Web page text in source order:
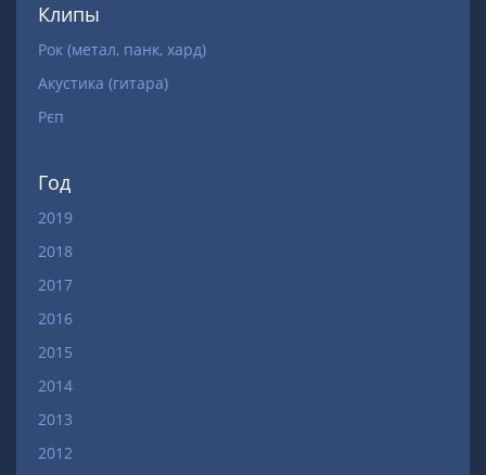
Клипы
Рок (метал, панк, хард)
Акустика (гитара)
Рєп
Год
2019
2018
2017
2016
2015
2014
2013
2012